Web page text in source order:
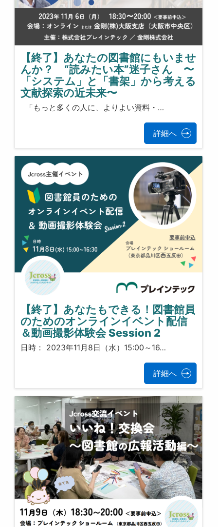
【終了】あなたの図書館にもいませ
んか？ “読みたい本”迷子さん 〜
「システム」と「書架」から考える
文献探索の近未来〜
「もっと多くの人に、よりよい資料・…
詳細へ
【終了】あなたもできる！図書館員
のためのオンラインイベント配信
＆動画撮影体験会 Session 2
日時： 2023年11月8日（水）15:00～16…
詳細へ